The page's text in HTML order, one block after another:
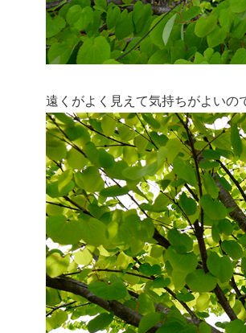
遠くがよく見えて気持ちがよい